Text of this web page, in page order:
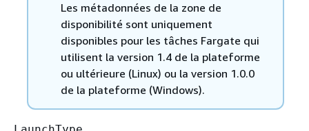
Les métadonnées de la zone de
disponibilité sont uniquement
disponibles pour les tâches Fargate qui
utilisent la version 1.4 de la plateforme
ou ultérieure (Linux) ou la version 1.0.0
de la plateforme (Windows).